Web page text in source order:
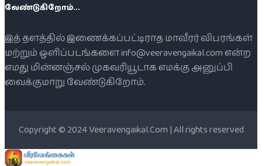
வேண்டுகிறோம்...
இத் தளத்தில் இணைக்கப்பட்டிராத மாவீரர் விபரங்கள்
மற்றும் ஒளிப்படங்களை info@veeravengaikal.com என்ற
எமது மின்னஞ்சல் முகவரியூடாக எமக்கு அனுப்பி
வைக்குமாறு வேண்டுகிறோம்.
Copyright © 2024 Veeravengaikal.Com | All rights reserved